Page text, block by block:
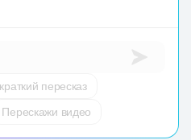
пересказ
Перескажи видео